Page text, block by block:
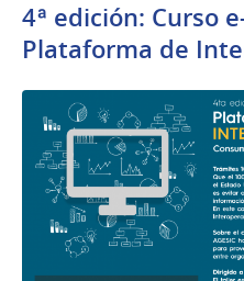
4ª edición: Curso
Plataforma de